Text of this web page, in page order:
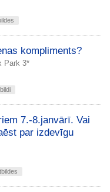
kompliments?
Park 3*
7.-8.janvārī. Vai
par izdevīgu